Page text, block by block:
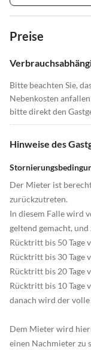
Preise
Bitte beachten Sie,
Nebenkosten
bitte direkt den
Hinweise des
Der Mieter ist
zurückzutreten.
In diesem Falle wird
geltend gemacht,
Rücktritt bis 50 Tage
Rücktritt bis 30 Tage
Rücktritt bis 20 Tage
Rücktritt bis 10 Tage
danach wird der
Dem Mieter wird
einen Nachmieter zu